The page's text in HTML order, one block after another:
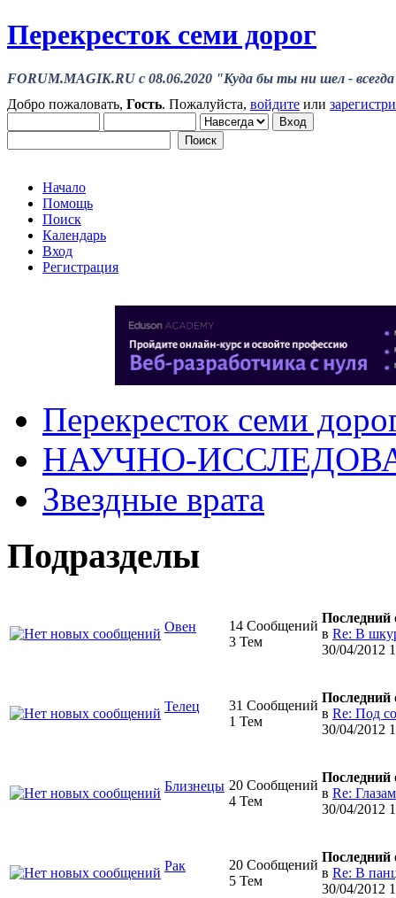
Перекресток семи дорог
FORUM.MAGIK.RU c 08.06.2020 "Куда бы ты ни шел - всегда
Добро пожаловать, Гость. Пожалуйста, войдите или
Начало
Помощь
Поиск
Календарь
Вход
Регистрация
Перекресток семи
НАУЧНО-
Звездные врата
Подразделы
Овен
14 Сообщений
3 Тем
Последний
в Re: В
30/04/2012
Телец
31 Сообщений
1 Тем
Последний
в Re: Под
30/04/2012
Близнецы 20 Сообщений
4 Тем
Последний
в Re:
30/04/2012
Рак
20 Сообщений
5 Тем
Последний
в Re: В
30/04/2012